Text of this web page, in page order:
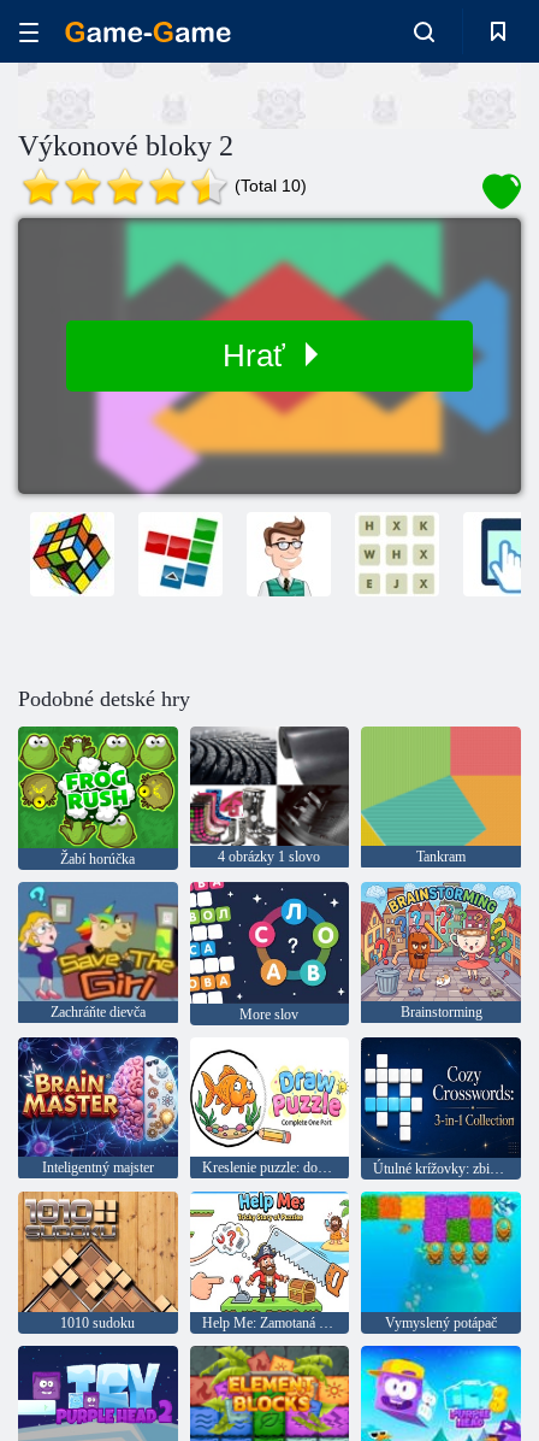
Výkonové bloky 2
(Total 10)
Hrať
Podobné detské hry
Žabí horúčka 4 obrázky 1 slovo Tankram
Zachráňte dievča More slov Brainstorming
Inteligentný majster Kreslenie puzzle: doplňte chýbajúci kúsok Útulné krížovky: zbierka 3 v 1
1010 sudoku Help Me: Zamotaná história hádaniek Vymyslený potápač